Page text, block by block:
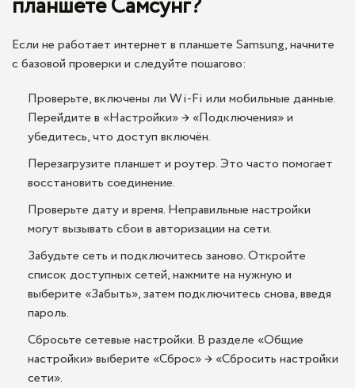
Если не работает интернет в планшете Samsung, начните
с базовой проверки и следуйте пошагово:
Проверьте, включены ли Wi-Fi или мобильные данные.
Перейдите в «Настройки» → «Подключения» и
убедитесь, что доступ включён.
Перезагрузите планшет и роутер. Это часто помогает
восстановить соединение.
Проверьте дату и время. Неправильные настройки
могут вызывать сбои в авторизации на сети.
Забудьте сеть и подключитесь заново. Откройте
список доступных сетей, нажмите на нужную и
выберите «Забыть», затем подключитесь снова, введя
пароль.
Сбросьте сетевые настройки. В разделе «Общие
настройки» выберите «Сброс» → «Сбросить настройки
сети».